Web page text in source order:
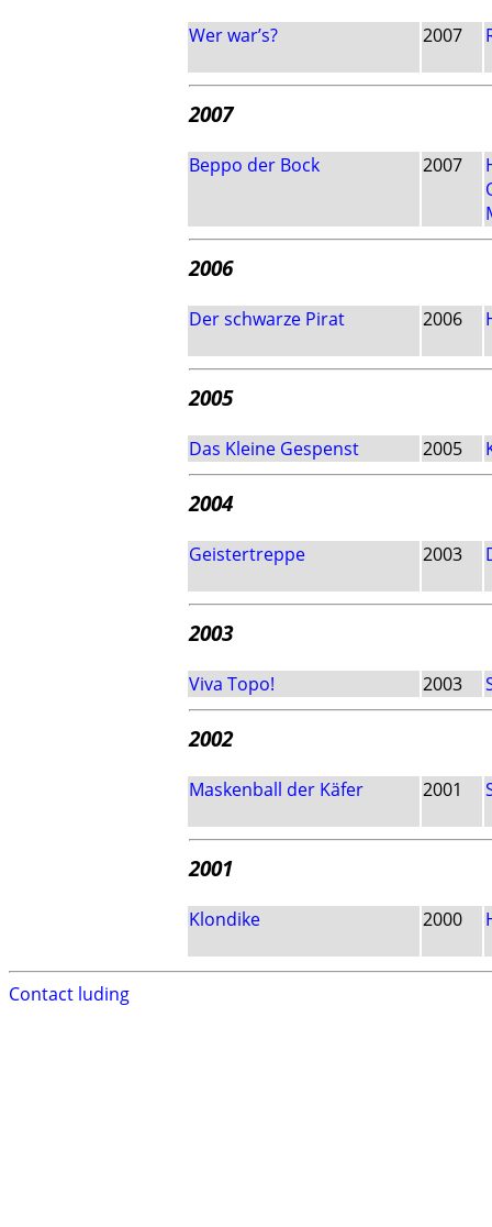
Wer war’s? 2007
2007
Beppo der Bock 2007
2006
Der schwarze Pirat 2006
2005
Das Kleine Gespenst 2005
2004
Geistertreppe 2003
2003
Viva Topo! 2003
2002
Maskenball der Käfer 2001
2001
Klondike 2000
Contact luding